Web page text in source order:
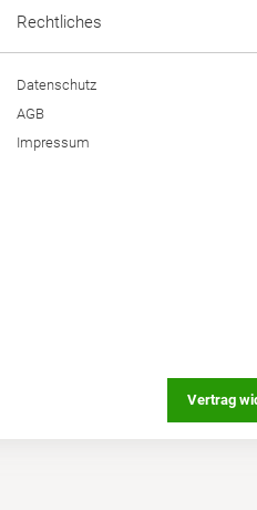
Rechtliches
Datenschutz
AGB
Impressum
Vertrag